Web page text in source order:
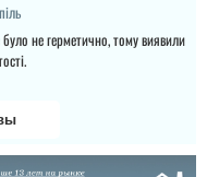
сервіс. По самих дверях
- все добре і якісно.
не герметично, тому виявили